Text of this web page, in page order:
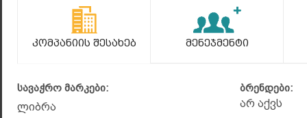
Კომპანიის Შესახებ Მენეჯმენტი
სავაჭრო მარკები:
ლიბრა
ბრენდები:
არ აქვს